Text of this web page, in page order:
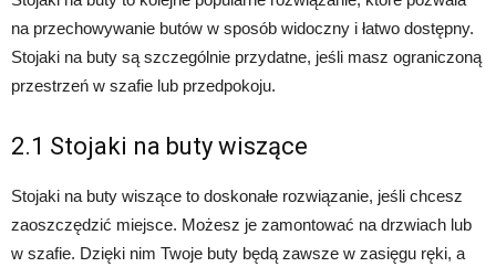
na przechowywanie butów w sposób widoczny i łatwo dostępny.
Stojaki na buty są szczególnie przydatne, jeśli masz ograniczoną
przestrzeń w szafie lub przedpokoju.
2.1 Stojaki na buty wiszące
Stojaki na buty wiszące to doskonałe rozwiązanie, jeśli chcesz
zaoszczędzić miejsce. Możesz je zamontować na drzwiach lub
w szafie. Dzięki nim Twoje buty będą zawsze w zasięgu ręki, a